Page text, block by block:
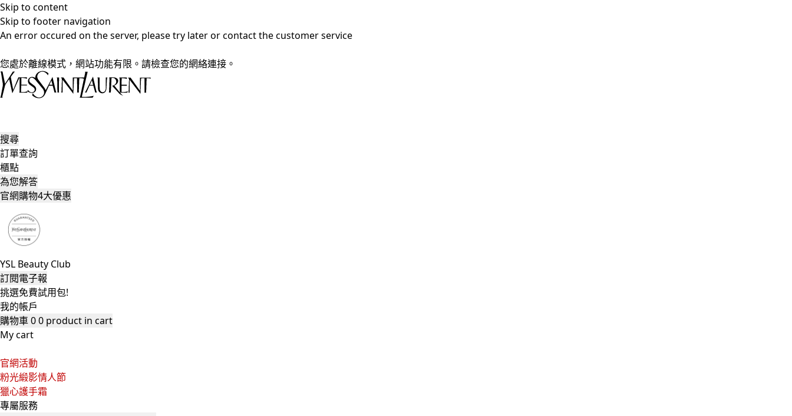
Skip to content
Skip to footer navigation
An error occured on the server, please try later or contact the customer service
您處於離線模式，網站功能有限。請檢查您的網絡連接。
搜尋
訂單查詢
櫃點
為您解答
官網購物4大優惠
YSL Beauty Club
訂閱電子報
挑選免費試用包!
我的帳戶
購物車00 product in cart
My cart
官網活動
粉光緞影情人節
獵心護手霜
專屬服務